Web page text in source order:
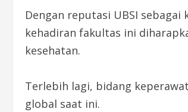
Dengan reputasi UBSI
kehadiran fakultas ini
kesehatan.
Terlebih lagi, bidang
global saat ini.